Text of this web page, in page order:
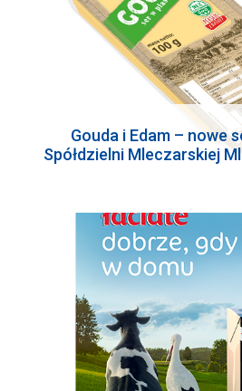
Gouda i Edam – nowe
Spółdzielni Mleczarskiej